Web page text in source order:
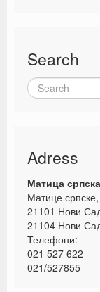
Search
Adress
Матица српска
Матице српске,
21101 Нови
21104 Нови
Телефони:
021 527 622
021/527855